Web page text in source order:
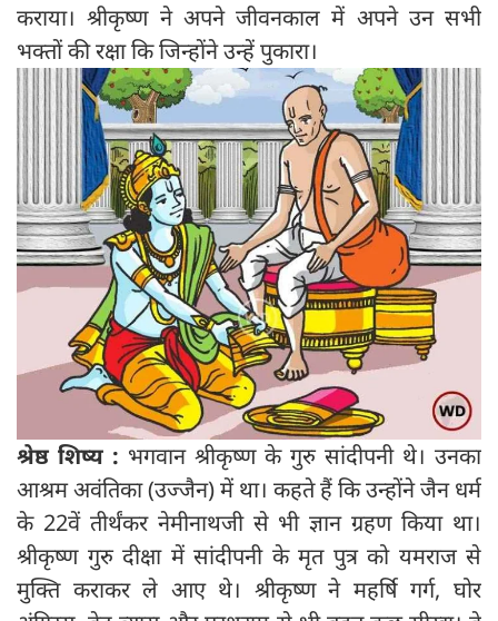
कराया। श्रीकृष्ण ने अपने जीवनकाल में अपने उन सभी
भक्तों की रक्षा कि जिन्होंने उन्हें पुकारा।
श्रेष्ठ शिष्य : भगवान श्रीकृष्ण के गुरु सांदीपनी थे। उनका
आश्रम अवंतिका (उज्जैन) में था। कहते हैं कि उन्होंने जैन धर्म
के 22वें तीर्थंकर नेमीनाथजी से भी ज्ञान ग्रहण किया था।
श्रीकृष्ण गुरु दीक्षा में सांदीपनी के मृत पुत्र को यमराज से
मुक्ति कराकर ले आए थे। श्रीकृष्‍ण ने महर्षि गर्ग, घोर